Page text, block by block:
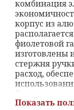
комбинация
корпус из
фиолетовой
изготовлены
стержня
расход,
Стержень
разной
Показать